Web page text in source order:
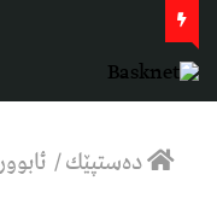
دەستپێك/